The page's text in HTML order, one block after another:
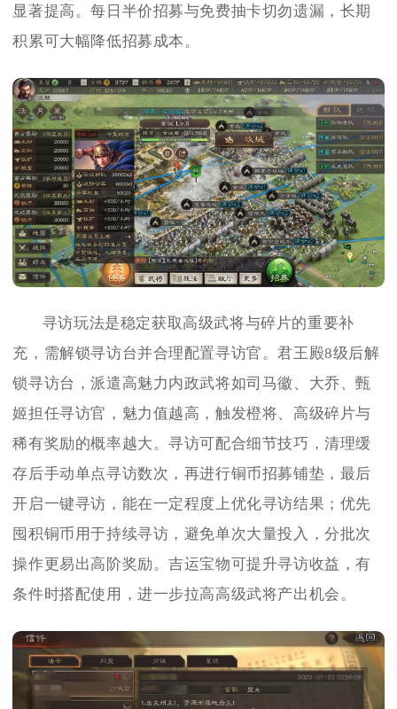
显著提高。每日半价招募与免费抽卡切勿遗漏，长期
积累可大幅降低招募成本。
寻访玩法是稳定获取高级武将与碎片的重要补
充，需解锁寻访台并合理配置寻访官。君王殿8级后解
锁寻访台，派遣高魅力内政武将如司马徽、大乔、甄
姬担任寻访官，魅力值越高，触发橙将、高级碎片与
稀有奖励的概率越大。寻访可配合细节技巧，清理缓
存后手动单点寻访数次，再进行铜币招募铺垫，最后
开启一键寻访，能在一定程度上优化寻访结果；优先
囤积铜币用于持续寻访，避免单次大量投入，分批次
操作更易出高阶奖励。吉运宝物可提升寻访收益，有
条件时搭配使用，进一步拉高高级武将产出机会。